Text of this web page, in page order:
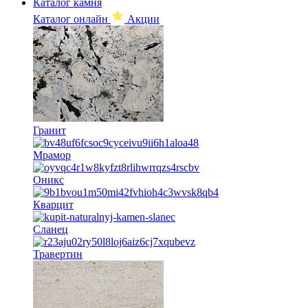
Каталог камня
Каталог онлайн
Акции
Гранит
Мрамор
Оникс
Кварцит
Сланец
Травертин